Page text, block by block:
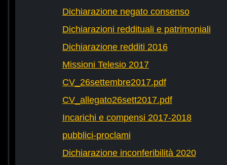
Dichiarazione negato consenso
Dichiarazioni reddituali e patrimoniali
Dichiarazione redditi 2016
Missioni Telesio 2017
CV_26settembre2017.pdf
CV_allegato26sett2017.pdf
Incarichi e compensi 2017-2018
pubblici-proclami
Dichiarazione inconferibilità 2020